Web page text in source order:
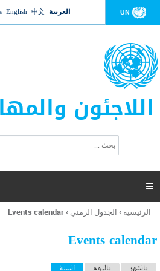
to navigation UN العربية 中文
English
اللاجئون
ت
ر
ل
ح
ب

أنت
هنا
الرئيسية › الجدول الزمني ›
Events calendar
Events calendar